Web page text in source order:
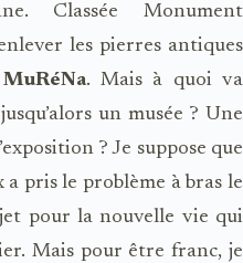
Classée Monument
les pierres antiques
MuRéNa. Mais à quoi va
un musée ? Une
? Je suppose que
pris le problème à bras le
pour la nouvelle vie qui
Mais pour être franc, je